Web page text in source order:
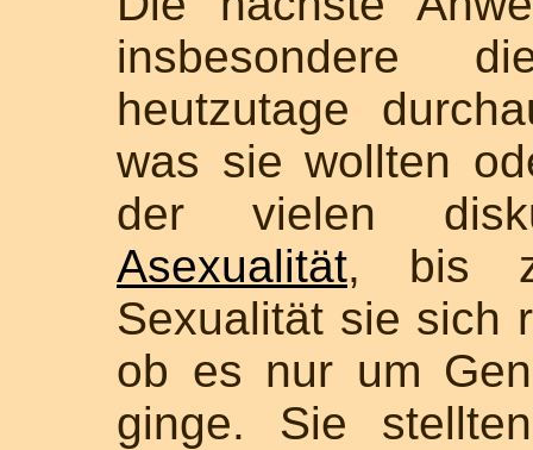
insbesondere
heutzutage
was sie wollten
der vielen
Asexualität, bis
Sexualität sie sich
ob es nur um
ginge. Sie